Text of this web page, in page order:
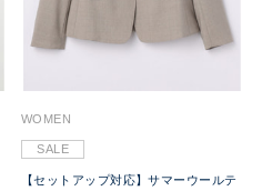
WOMEN
SALE
【セットアップ対応】サマーウールテ